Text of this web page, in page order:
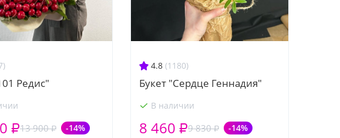
Редис"
13 900 ₽ -14%
₽
4.8 (1180)
Букет "Сердце Геннадия"
В наличии
9 830 ₽ -14%
8 460 ₽